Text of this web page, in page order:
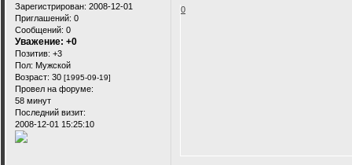
Зарегистрирован: 2008-12-01
Приглашений: 0
Сообщений: 0
Уважение: +0
Позитив: +3
Пол: Мужской
Возраст: 30 [1995-09-19]
Провел на форуме:
58 минут
Последний визит:
2008-12-01 15:25:10
0